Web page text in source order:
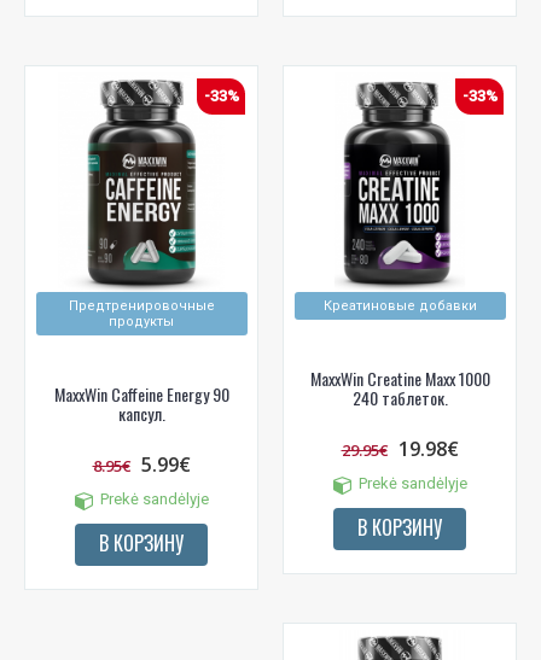
Предтренировочные
продукты
-33%
MaxxWin Caffeine Energy 90
капсул.
8.95€ 5.99€
Prekė sandėlyje
В КОРЗИНУ
Креатиновые добавки
-33%
MaxxWin Creatine Maxx 1000
240 таблеток.
29.95€ 19.98€
Prekė sandėlyje
В КОРЗИНУ